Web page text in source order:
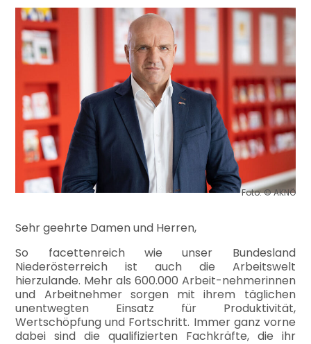
Foto: © AKNÖ
Sehr geehrte Damen und Herren,
So facettenreich wie unser Bundesland
Niederösterreich ist auch die Arbeitswelt
hierzulande. Mehr als 600.000 Arbeit-nehmerinnen
und Arbeitnehmer sorgen mit ihrem täglichen
unentwegten Einsatz für Produktivität,
Wertschöpfung und Fortschritt. Immer ganz vorne
dabei sind die qualifizierten Fachkräfte, die ihr